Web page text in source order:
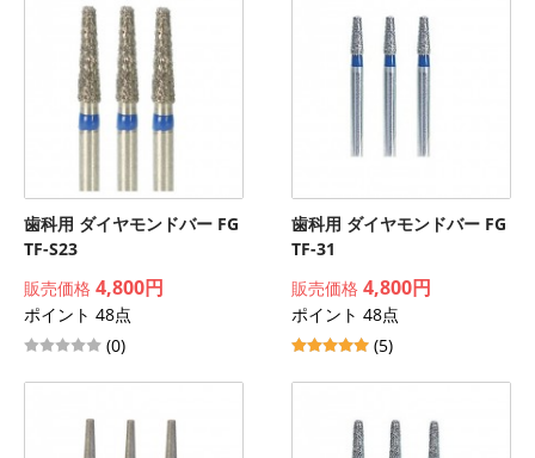
歯科用 ダイヤモンドバー FG
TF-S23
販売価格 4,800円
ポイント 48点
(0)
歯科用 ダイヤモンドバー FG
TF-31
販売価格 4,800円
ポイント 48点
(5)